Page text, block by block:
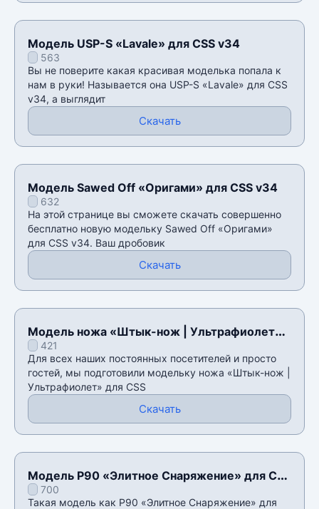
Модель USP-S «Lavale» для CSS v34
563
Вы не поверите какая красивая моделька попала к
нам в руки! Называется она USP-S «Lavale» для CSS
v34, а выглядит
Скачать
Модель Sawed Off «Оригами» для CSS v34
632
На этой странице вы сможете скачать совершенно
бесплатно новую модельку Sawed Off «Оригами»
для CSS v34. Ваш дробовик
Скачать
Модель ножа «Штык-нож | Ультрафиолет»
для CSS v34
421
Для всех наших постоянных посетителей и просто
гостей, мы подготовили модельку ножа «Штык-нож |
Ультрафиолет» для CSS
Скачать
Модель P90 «Элитное Снаряжение» для CSS
v34700
Такая модель как P90 «Элитное Снаряжение» для